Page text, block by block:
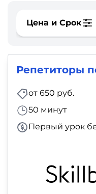
Цена и Срок
Репетиторы
от 650 руб.
50 минут
Первый урок
Видео,
фото,
аудио
Для